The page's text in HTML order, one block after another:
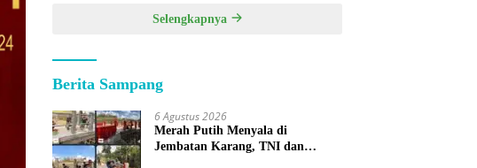
Selengkapnya
Berita Sampang
6 Agustus 2026
Merah Putih Menyala di
Jembatan Karang, TNI dan